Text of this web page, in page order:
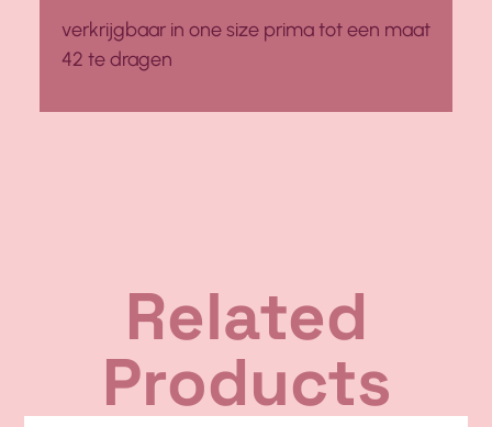
verkrijgbaar in one size prima tot een maat
42 te dragen
Related
Products